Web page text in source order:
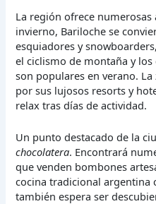
La región ofrece numerosas
invierno, Bariloche se
esquiadores y
el ciclismo de montaña y
son populares en verano.
por sus lujosos resorts y
relax tras días de actividad.
Un punto destacado de la
chocolatera. Encontrará
que venden bombones
cocina tradicional argentina
también espera ser